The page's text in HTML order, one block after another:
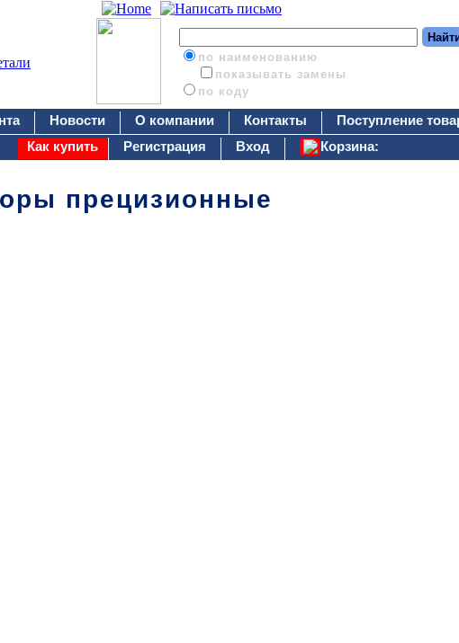
по наименованию
показывать замены
по коду
Новости О компании Контакты Поступление
Как купить
Регистрация Вход
Корзина:
прецизионные